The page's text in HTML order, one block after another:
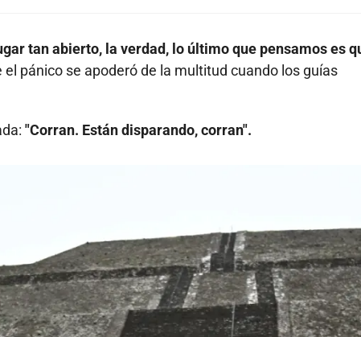
tan abierto, la verdad, lo último que pensamos es
el pánico se apoderó de la multitud cuando los guías
"Corran. Están disparando, corran".